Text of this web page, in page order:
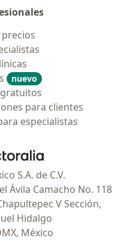
precios
nuevo
para clientes
especialistas
- Página de inicio
S.A. de C.V.
Ávila Camacho No. 118
V Sección,
Hidalgo
México